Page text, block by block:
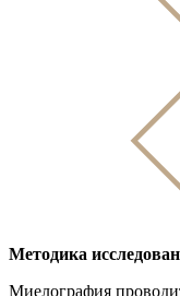
Методика
Миелография